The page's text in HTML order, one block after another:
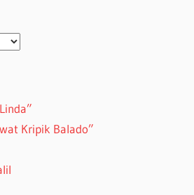
Kripik Balado”